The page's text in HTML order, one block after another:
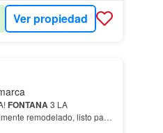
Ver propiedad
FONTANA3 LA
remodelado, listo para